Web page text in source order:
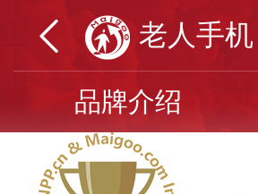
老人手机
品牌介绍